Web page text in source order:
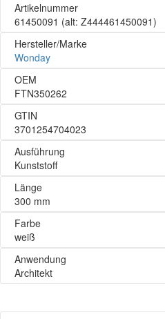
Artikelnummer
61450091 (alt: Z444461450091)
Hersteller/Marke
Wonday
OEM
FTN350262
GTIN
3701254704023
Ausführung
Kunststoff
Länge
300 mm
Farbe
weiß
Anwendung
Architekt